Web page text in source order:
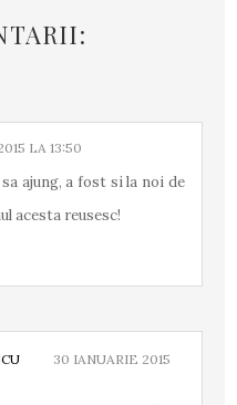
LA 13:50
ajung, a fost si la noi de
acesta reusesc!
30 IANUARIE 2015